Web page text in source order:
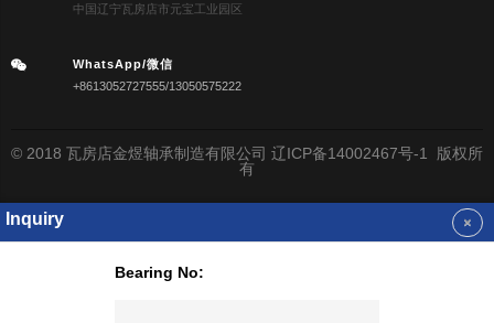
中国辽宁瓦房店市元宝工业园区
WhatsApp/微信
+8613052727555/13050575222
© 2018 瓦房店金煜轴承制造有限公司 辽ICP备14002467号-1 版权所
有
Inquiry
Bearing No: